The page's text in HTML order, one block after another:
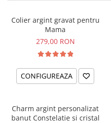
Colier argint gravat pentru
Mama
279,00 RON
CONFIGUREAZA
Charm argint personalizat
banut Constelatie si cristal